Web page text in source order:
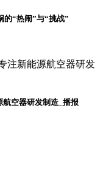
的“热闹”与“挑战”
航空器研发制造_播报